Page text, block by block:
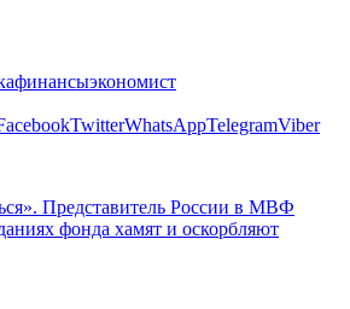
финансыэкономист
TwitterWhatsAppTelegramViber
Представитель России в МВФ
фонда хамят и оскорбляют